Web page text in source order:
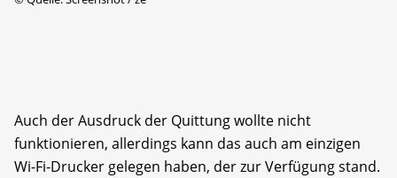
Auch der Ausdruck der Quittung wollte nicht
funktionieren, allerdings kann das auch am einzigen
Wi-Fi-Drucker gelegen haben, der zur Verfügung stand.